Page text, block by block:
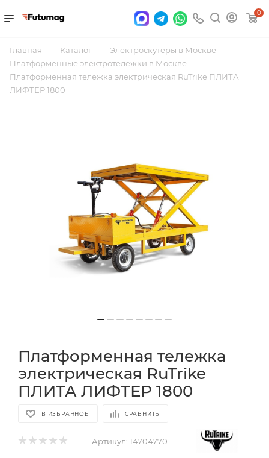
0
Главная — Каталог — Электроскутеры в Москве —
Платформенные электротележки в Москве —
Платформенная тележка электрическая RuTrike ПЛИТА
ЛИФТЕР 1800
Платформенная тележка
электрическая RuTrike
ПЛИТА ЛИФТЕР 1800
В ИЗБРАННОЕ СРАВНИТЬ
Артикул: 14704770